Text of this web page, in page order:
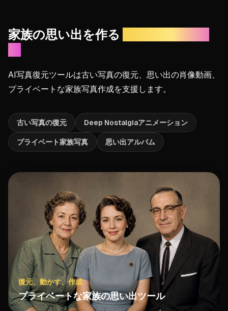
家族の思い出を作る
AI写真復元ツールは古い写真の復元、思い出の肖像動画、
プライベートな家族写真作成を支援します。
古い写真の復元 Deep Nostalgiaアニメーション
プライベート家族写真 思い出アルバム
復元、動かす、作成
プライベートな家族の思い出ツール